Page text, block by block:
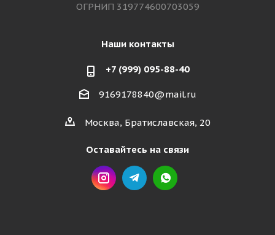
ОГРНИП 319774600703059
Наши контакты
+7 (999) 095-88-40
9169178840@mail.ru
Москва, Братиславская, 20
Оставайтесь на связи